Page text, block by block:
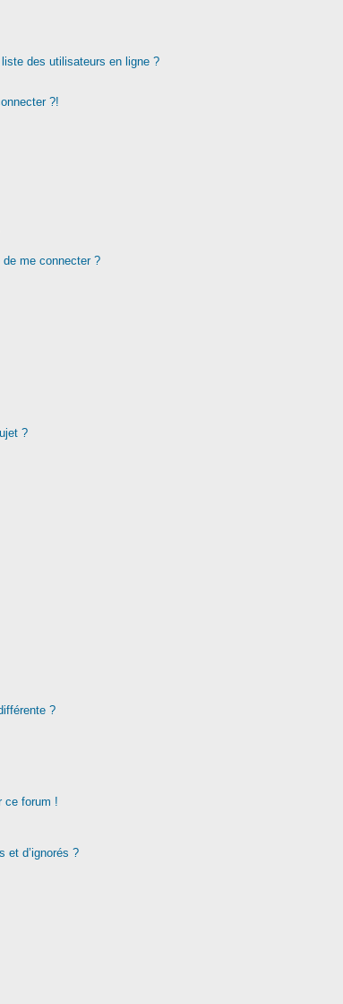
des utilisateurs en ligne ?
?!
de me connecter ?
?
?
ce forum !
et d’ignorés ?